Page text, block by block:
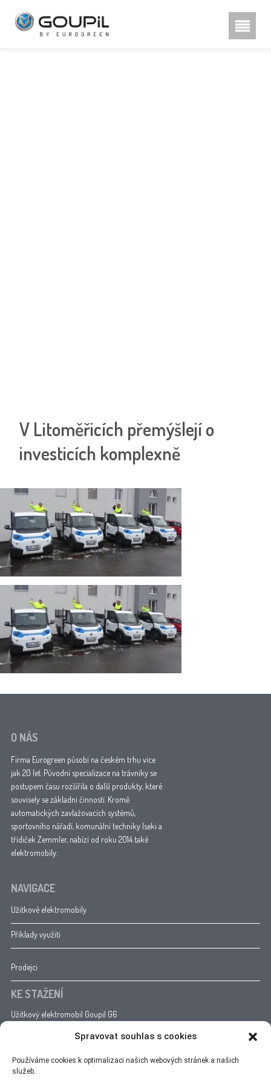
Hestra rukavice, poznu00e1te
Spravovat souhlas s cookies
Používáme cookies k optimalizaci našich webových stránek a našich
služeb.
V Litoměřicích přemýšlejí o
investicích komplexně
O NÁS
Firma Eurogreen působí na českém trhu více
jak 20 let. Původní specializace na trávníky se
postupem času rozšířila o další produkty, které
souvisely se základní činností. Kromě
automatických zavlažovacích systémů,
sportovního nářadí, komunální techniky Iseki a
třídiček Zemmler, nabízí od roku 2014 také
elektromobily.
NAVIGACE
Užitkové elektromobily
Příklady využití
Prodejci
KE STAŽENÍ
Užitkový elektromobil Goupil G6
Užitkový elektromobil Goupil G2
CENOVÝ PŘEHLED